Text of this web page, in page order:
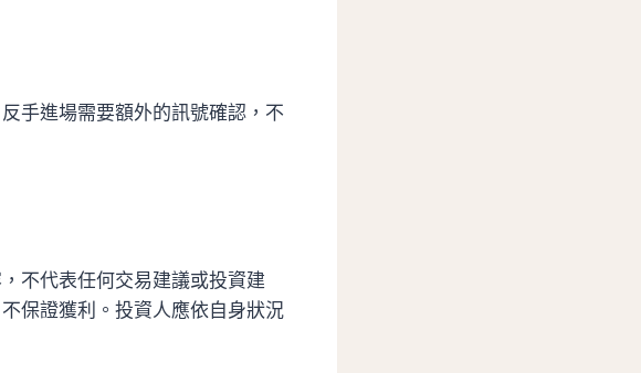
手進場需要額外的訊號確認，不
不代表任何交易建議或投資建
保證獲利。投資人應依自身狀況